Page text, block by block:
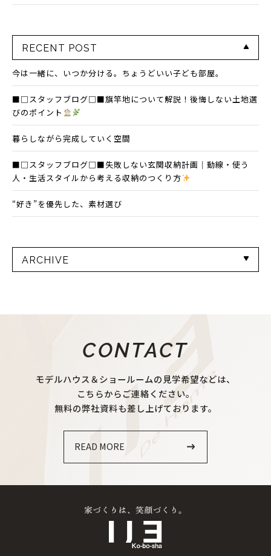
RECENT POST
今は一緒に、いつか分ける。ちょうどいい子ども部屋。
■□スタッフブログ□■旗竿地について解説！後悔しない土地選
びのポイント
暮らしながら完成していく空間
■□スタッフブログ□■失敗しない玄関収納計画｜動線・使う
人・生活スタイルから考える収納のつくり方
“好き”を優先した、素材選び
ARCHIVE
CONTACT
モデルハウス＆ショールームの見学希望などは、
こちらからご連絡ください。
無料の弊社資料も差し上げております。
READ MORE